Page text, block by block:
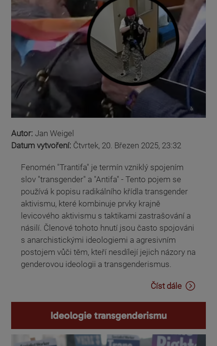
Autor: Jan Weigel
Datum vytvoření: Čtvrtek, 20. Březen 2025, 23:32
Fenomén "Trantifa" je termín vzniklý spojením
slov "transgender" a "Antifa" - Tento pojem se
používá k popisu radikálního křídla transgender
aktivismu, které kombinuje prvky krajně
levicového aktivismu s taktikami zastrašování a
násilí. Členové tohoto hnutí jsou často spojováni
s anarchistickými ideologiemi a agresivním
postojem vůči těm, kteří nesdílejí jejich názory na
genderovou ideologii a transgenderismus.
Číst dále
Ideologie transgenderismu